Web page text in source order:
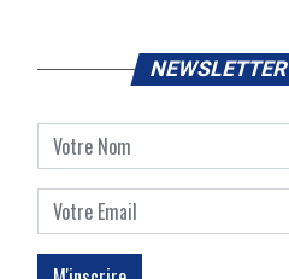
NEWSLETTER